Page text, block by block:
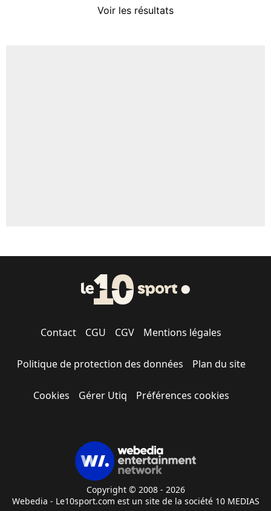
Voir les résultats
Contact CGU CGV Mentions légales
Politique de protection des données Plan du site
Cookies Gérer Utiq Préférences cookies
Copyright © 2008 - 2026
Webedia - Le10sport.com est un site de la société 10 MEDIAS